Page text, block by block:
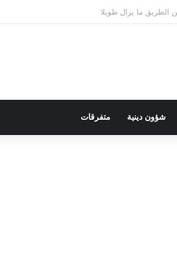
شؤون دينية متفرقات